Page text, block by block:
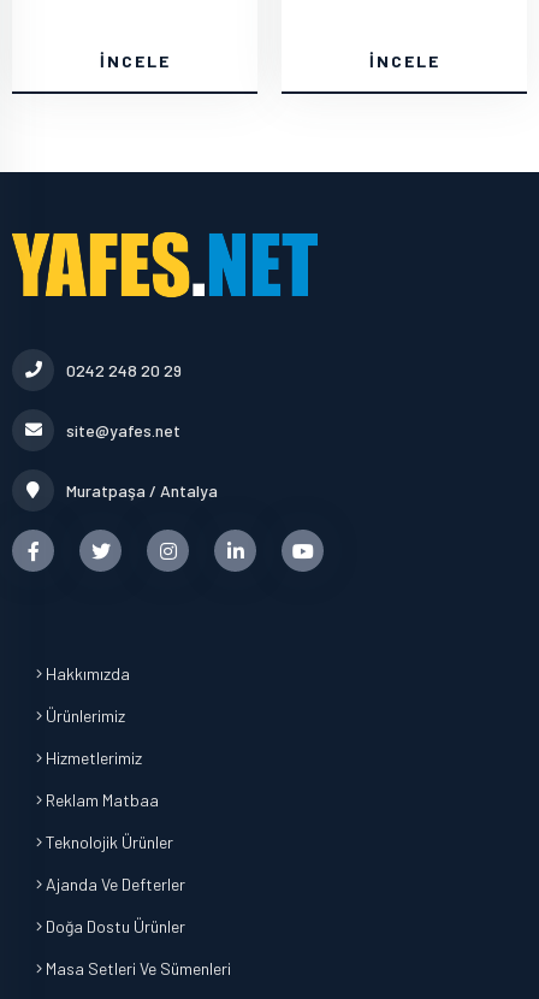
İNCELE İNCELE
0242 248 20 29
site@yafes.net
Muratpaşa / Antalya
Hakkımızda
Ürünlerimiz
Hizmetlerimiz
Reklam Matbaa
Teknolojik Ürünler
Ajanda Ve Defterler
Doğa Dostu Ürünler
Masa Setleri Ve Sümenleri